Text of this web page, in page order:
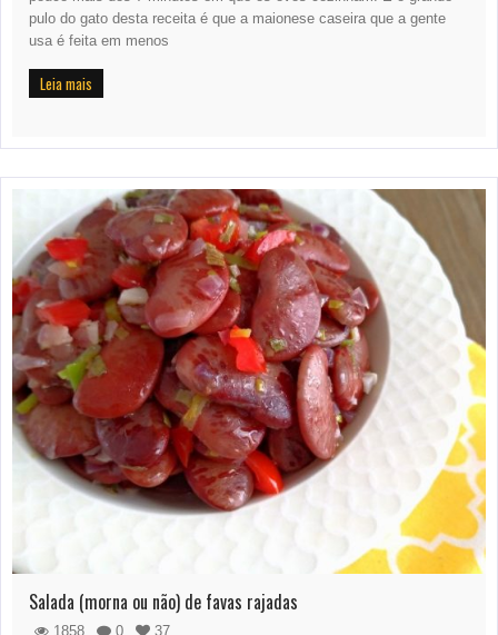
pulo do gato desta receita é que a maionese caseira que a gente
usa é feita em menos
Leia mais
Salada (morna ou não) de favas rajadas
1858 0
37